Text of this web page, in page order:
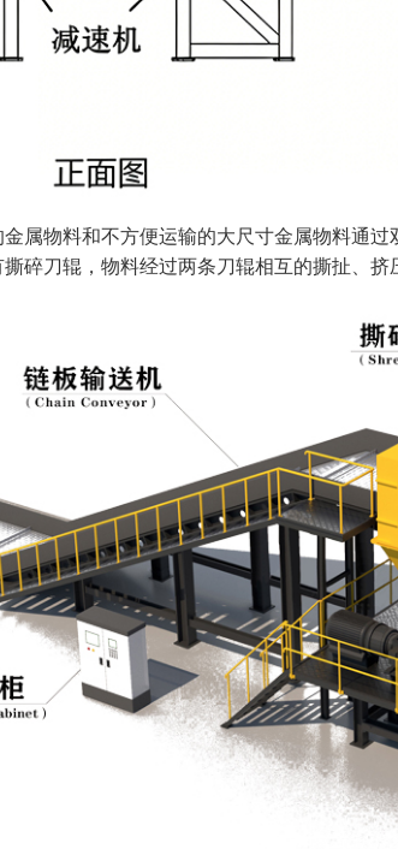
属物料和不方便运输的大尺寸金属物料通过
碎刀辊，物料经过两条刀辊相互的撕扯、